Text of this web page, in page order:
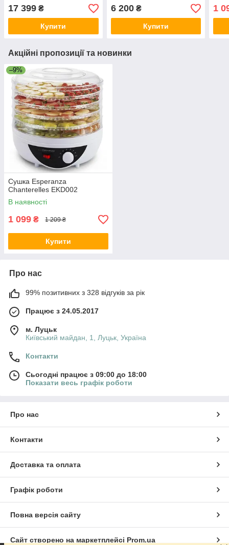
17 399 ₴
Купити
6 200₴
Купити
1
Акційні пропозиції та новинки
–9%
Сушка Esperanza
Chanterelles EKD002
В наявності
1 099 ₴ 1 209 ₴
Купити
Про нас
99% позитивних з 328 відгуків за рік
Працює з 24.05.2017
м. Луцьк
Київський майдан, 1, Луцьк, Україна
Контакти
Сьогодні працює з 09:00 до 18:00
Показати весь графік роботи
Про нас
Контакти
Доставка та оплата
Графік роботи
Повна версія сайту
Сайт створено на маркетплейсі Prom.ua